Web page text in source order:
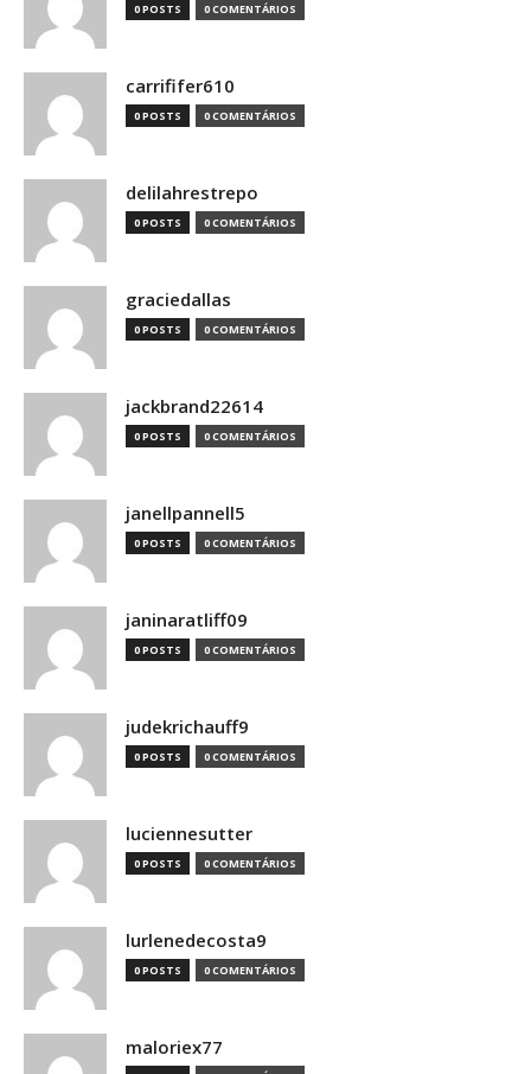
0 POSTS 0 COMENTÁRIOS
carrififer610
0 POSTS 0 COMENTÁRIOS
delilahrestrepo
0 POSTS 0 COMENTÁRIOS
graciedallas
0 POSTS 0 COMENTÁRIOS
jackbrand22614
0 POSTS 0 COMENTÁRIOS
janellpannell5
0 POSTS 0 COMENTÁRIOS
janinaratliff09
0 POSTS 0 COMENTÁRIOS
judekrichauff9
0 POSTS 0 COMENTÁRIOS
luciennesutter
0 POSTS 0 COMENTÁRIOS
lurlenedecosta9
0 POSTS 0 COMENTÁRIOS
maloriex77